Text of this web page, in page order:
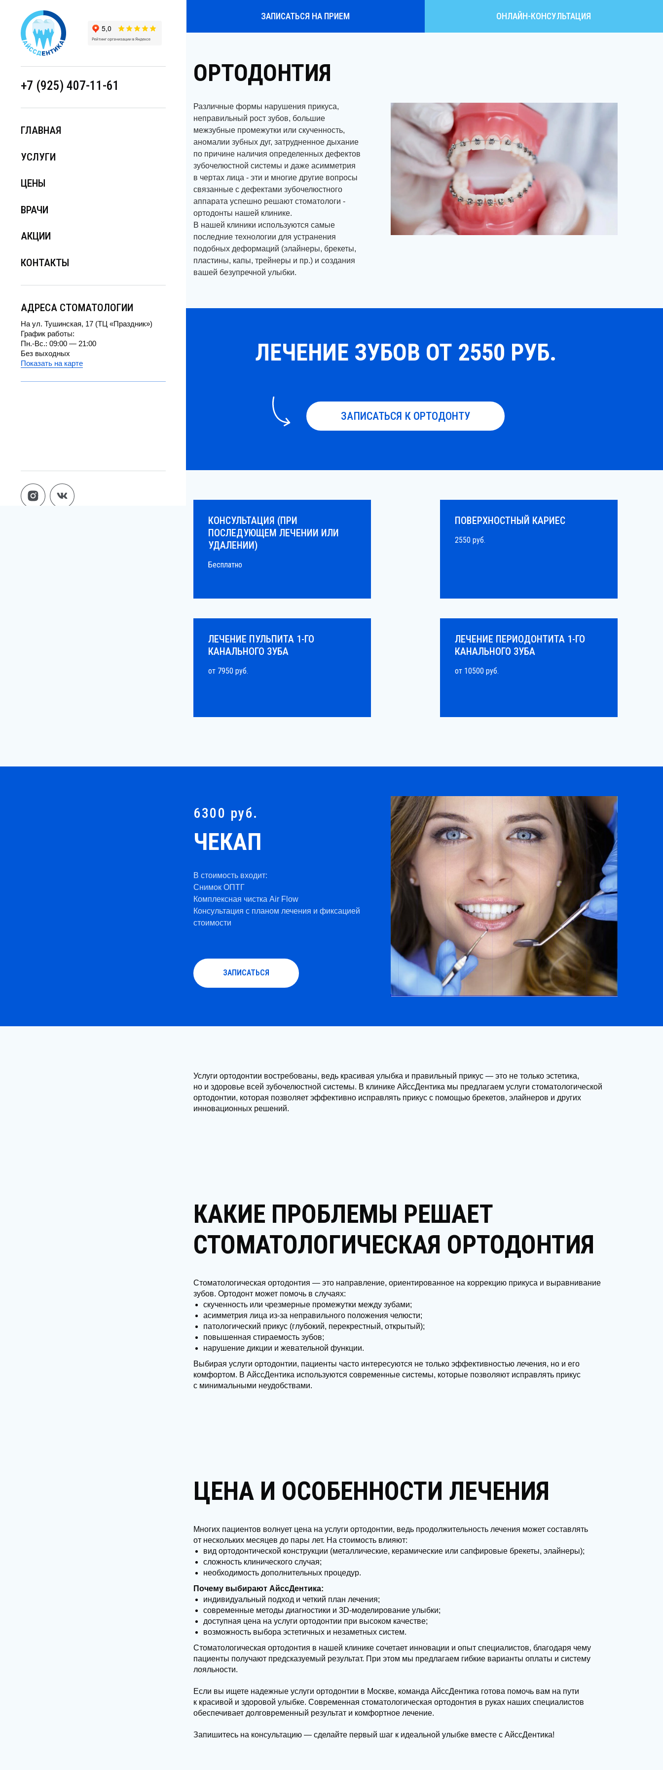
ЗАПИСАТЬСЯ НА ПРИЕМ ОНЛАЙН-КОНСУЛЬТАЦИЯ
ГЛАВНАЯ
На ул. Тушинская, 17 (ТЦ «Праздник»)
Пн.-Вс.: 09:00 — 21:00
Без выходных
Показать на карте
+7 (925) 407-11-61 ОРТОДОНТИЯ
Различные формы нарушения прикуса,
неправильный рост зубов, большие
межзубные промежутки или скученность,
аномалии зубных дуг, затрудненное дыхание
по причине наличия определенных дефектов
зубочелюстной системы и даже асимметрия
в чертах лица - эти и многие другие вопросы
связанные с дефектами зубочелюстного
аппарата успешно решают стоматологи -
ортодонты нашей клинике.
В нашей клиники используются самые
последние технологии для устранения
подобных деформаций (элайнеры, брекеты,
пластины, капы, трейнеры и пр.) и создания
вашей безупречной улыбки.
ЛЕЧЕНИЕ ЗУБОВ ОТ 2550 РУБ.
ЗАПИСАТЬСЯ К ОРТОДОНТУ
КОНСУЛЬТАЦИЯ (ПРИ
ПОСЛЕДУЮЩЕМ ЛЕЧЕНИИ ИЛИ
УДАЛЕНИИ)
Бесплатно
ПОВЕРХНОСТНЫЙ КАРИЕС
2550 руб.
ЛЕЧЕНИЕ ПУЛЬПИТА 1-ГО
КАНАЛЬНОГО ЗУБА
от 7950 руб.
ЛЕЧЕНИЕ ПЕРИОДОНТИТА 1-ГО
КАНАЛЬНОГО ЗУБА
от 10500 руб.
6300 руб.
ЧЕКАП
В стоимость входит:
Снимок ОПТГ
Комплексная чистка Air Flow
Консультация с планом лечения и фиксацией
стоимости
ЗАПИСАТЬСЯ
Услуги ортодонтии востребованы, ведь красивая улыбка и правильный прикус — это не только эстетика,
но и здоровье всей зубочелюстной системы. В клинике АйссДентика мы предлагаем услуги стоматологической
ортодонтии, которая позволяет эффективно исправлять прикус с помощью брекетов, элайнеров и других
инновационных решений.
КАКИЕ ПРОБЛЕМЫ РЕШАЕТ
СТОМАТОЛОГИЧЕСКАЯ ОРТОДОНТИЯ
Стоматологическая ортодонтия — это направление, ориентированное на коррекцию прикуса и выравнивание
зубов. Ортодонт может помочь в случаях:
скученность или чрезмерные промежутки между зубами;
асимметрия лица из-за неправильного положения челюсти;
патологический прикус (глубокий, перекрестный, открытый);
повышенная стираемость зубов;
нарушение дикции и жевательной функции.
Выбирая услуги ортодонтии, пациенты часто интересуются не только эффективностью лечения, но и его
комфортом. В АйссДентика используются современные системы, которые позволяют исправлять прикус
с минимальными неудобствами.
ЦЕНА И ОСОБЕННОСТИ ЛЕЧЕНИЯ
Многих пациентов волнует цена на услуги ортодонтии, ведь продолжительность лечения может составлять
от нескольких месяцев до пары лет. На стоимость влияют:
вид ортодонтической конструкции (металлические, керамические или сапфировые брекеты, элайнеры);
сложность клинического случая;
необходимость дополнительных процедур.
Почему выбирают АйссДентика:
индивидуальный подход и четкий план лечения;
современные методы диагностики и 3D-моделирование улыбки;
доступная цена на услуги ортодонтии при высоком качестве;
возможность выбора эстетичных и незаметных систем.
Стоматологическая ортодонтия в нашей клинике сочетает инновации и опыт специалистов, благодаря чему
пациенты получают предсказуемый результат. При этом мы предлагаем гибкие варианты оплаты и систему
лояльности.
Если вы ищете надежные услуги ортодонтии в Москве, команда АйссДентика готова помочь вам на пути
к красивой и здоровой улыбке. Современная стоматологическая ортодонтия в руках наших специалистов
обеспечивает долговременный результат и комфортное лечение.
Запишитесь на консультацию — сделайте первый шаг к идеальной улыбке вместе с АйссДентика!